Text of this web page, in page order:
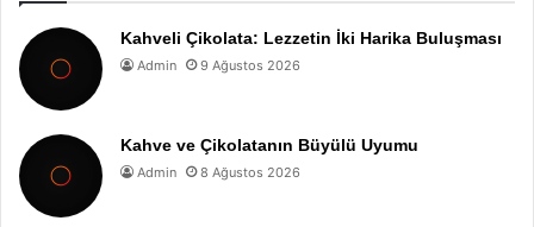
Kahveli Çikolata: Lezzetin İki Harika Buluşması
Admin 9 Ağustos 2026
Kahve ve Çikolatanın Büyülü Uyumu
Admin 8 Ağustos 2026